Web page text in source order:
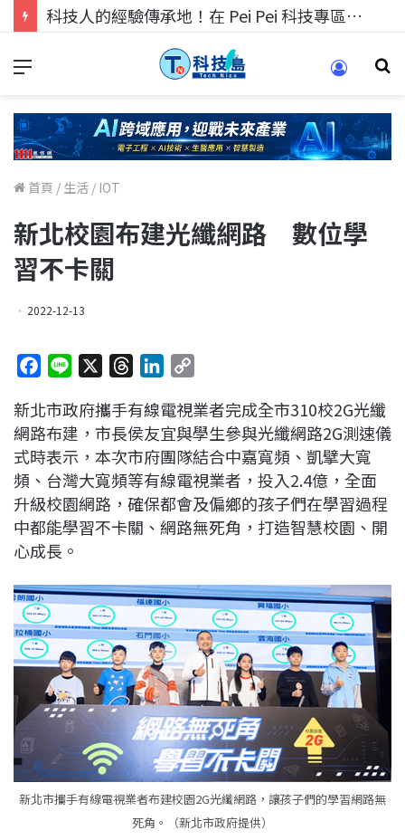
科技人的經驗傳承地！在 Pei Pei 科技專區，與學弟妹交流最硬核的技術
首頁 / 生活 / IOT
新北校園布建光纖網路 數位學
習不卡關
2022-12-13
c
e
b
o
o
k
n
e
r
e
a
d
s
n
k
e
d
I
n
p
y
L
i
n
k
新北市政府攜手有線電視業者完成全市310校2G光纖
網路布建，市長侯友宜與學生參與光纖網路2G測速儀
式時表示，本次市府團隊結合中嘉寬頻、凱擘大寬
頻、台灣大寬頻等有線電視業者，投入2.4億，全面
升級校園網路，確保都會及偏鄉的孩子們在學習過程
中都能學習不卡關、網路無死角，打造智慧校園、開
心成長。
新北市攜手有線電視業者布建校園2G光纖網路，讓孩子們的學習網路無
死角。（新北市政府提供）